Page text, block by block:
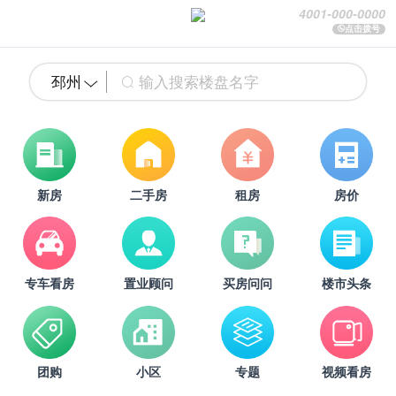
4001-000-0000
点击拨号
邳州
新房 二手房 租房 房价
专车看房 置业顾问 买房问问 楼市头条
团购 小区 专题 视频看房